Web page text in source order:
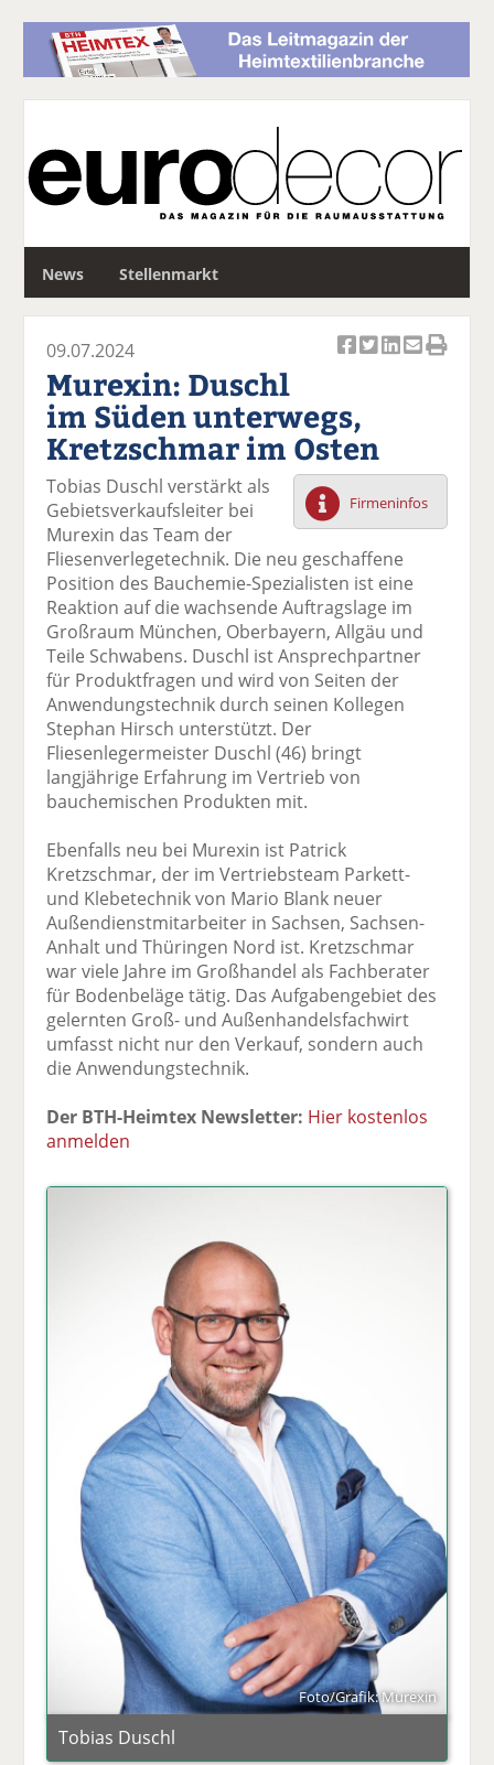
News Stellenmarkt
c
k
el
a
uf
F
ac
e
b
o
o
k
te
il
n
k
el
t
wi
tt
er
n
uf
Li
n
k
e
di
n
te
il
e
er
E
m
l
v
er
se
d
ck
e
09.07.2024
Murexin: Duschl
im Süden unterwegs,
Kretzschmar im Osten
Firmeninfos
Tobias Duschl verstärkt als
Gebietsverkaufsleiter bei
Murexin das Team der
Fliesenverlegetechnik. Die neu geschaffene
Position des Bauchemie-Spezialisten ist eine
Reaktion auf die wachsende Auftragslage im
Großraum München, Oberbayern, Allgäu und
Teile Schwabens. Duschl ist Ansprechpartner
für Produktfragen und wird von Seiten der
Anwendungstechnik durch seinen Kollegen
Stephan Hirsch unterstützt. Der
Fliesenlegermeister Duschl (46) bringt
langjährige Erfahrung im Vertrieb von
bauchemischen Produkten mit.
Ebenfalls neu bei Murexin ist Patrick
Kretzschmar, der im Vertriebsteam Parkett-
und Klebetechnik von Mario Blank neuer
Außendienstmitarbeiter in Sachsen, Sachsen-
Anhalt und Thüringen Nord ist. Kretzschmar
war viele Jahre im Großhandel als Fachberater
für Bodenbeläge tätig. Das Aufgabengebiet des
gelernten Groß- und Außenhandelsfachwirt
umfasst nicht nur den Verkauf, sondern auch
die Anwendungstechnik.
Der BTH-Heimtex Newsletter: Hier kostenlos
anmelden
Foto/Grafik: Murexin
Tobias Duschl